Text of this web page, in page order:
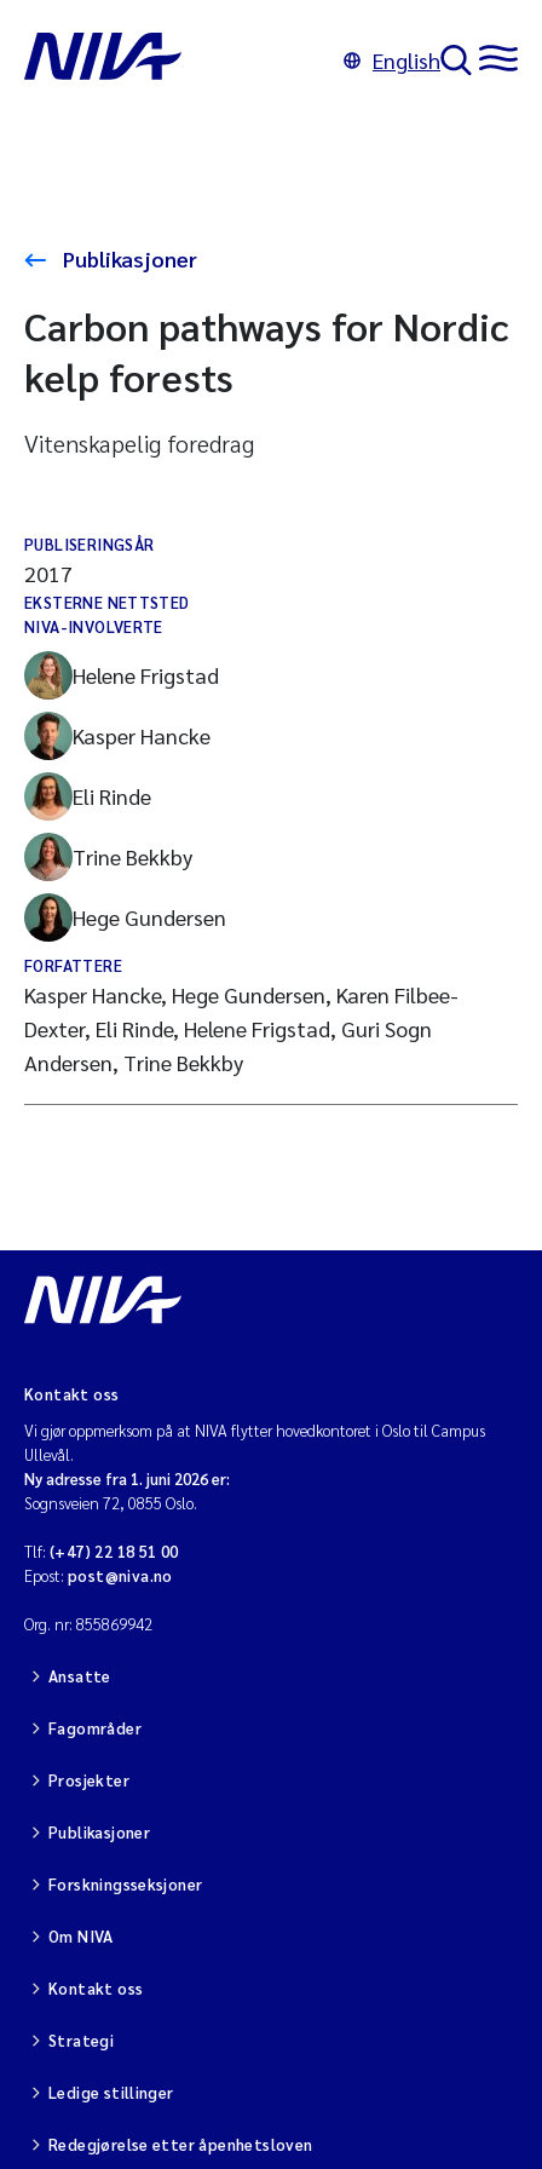
English
Publikasjoner
Carbon pathways for Nordic
kelp forests
Vitenskapelig foredrag
PUBLISERINGSÅR
2017
EKSTERNE NETTSTED
NIVA-INVOLVERTE
Helene Frigstad
Kasper Hancke
Eli Rinde
Trine Bekkby
Hege Gundersen
FORFATTERE
Kasper Hancke, Hege Gundersen, Karen Filbee-
Dexter, Eli Rinde, Helene Frigstad, Guri Sogn
Andersen, Trine Bekkby
Kontakt oss
Vi gjør oppmerksom på at NIVA flytter hovedkontoret i Oslo til Campus
Ullevål.
Ny adresse fra 1. juni 2026 er:
Sognsveien 72, 0855 Oslo.
Tlf: (+47) 22 18 51 00
Epost: post@niva.no
Org. nr: 855869942
Ansatte
Fagområder
Prosjekter
Publikasjoner
Forskningsseksjoner
Om NIVA
Kontakt oss
Strategi
Ledige stillinger
Redegjørelse etter åpenhetsloven